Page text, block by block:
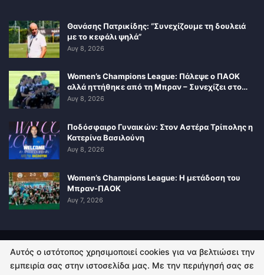
Θανάσης Πατρικίδης: “Συνεχίζουμε τη δουλειά
με το κεφάλι ψηλά”
Αυγ 8, 2026
Women’s Champions League: Πάλεψε ο ΠΑΟΚ
αλλά ηττήθηκε από τη Μπραν – Συνεχίζει στο…
Αυγ 8, 2026
Ποδόσφαιρο Γυναικών: Στον Αστέρα Τρίπολης η
Κατερίνα Βασιλούνη
Αυγ 8, 2026
Women’s Champions League: Η μετάδοση του
Μπραν-ΠΑΟΚ
Αυγ 7, 2026
ΠΟΛΙΤΙΚΗ ΑΠΟΡΡΗΤΟΥ ΕΠΙΚΟΙΝΩΝΙΑ
Αυτός ο ιστότοπος χρησιμοποιεί cookies για να βελτιώσει την
εμπειρία σας στην ιστοσελίδα μας. Με την περιήγησή σας σε